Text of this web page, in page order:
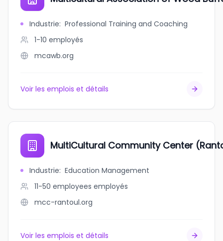
Industrie: Professional Training and Coaching
1-10 employés
mcawb.org
Voir les emplois et détails
MultiCultural Community Center
Industrie: Education Management
11-50 employees employés
mcc-rantoul.org
Voir les emplois et détails